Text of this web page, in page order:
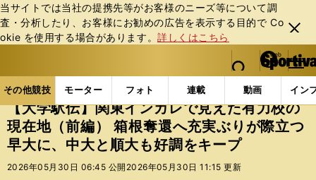
当サイトでは当社の提携先等がお客様のニーズ等について調
査・分析したり、お客様にお勧めの広告を表⽰する⽬的で Co
okie を使⽤する場合があります。詳しくはこちら
閉じ
る
web Sportiva (webスポルティーバ)
検索
マイペ
ー
ジ
メニュ
その他競技 モーター フォト 連載 動画 イン
ス
ポ
ル
テ
ー
その他競技の記事一覧 陸上 【大学駅伝】関東イン
【大学駅伝】関東インカレで見えた有力校の
現在地（前編） 箱根奪還へ充実ぶりが際立つ
早大に、中大と順大も好調をキープ
2026年05月30日 06:45 公開 2026年05月30日 11:15 更新